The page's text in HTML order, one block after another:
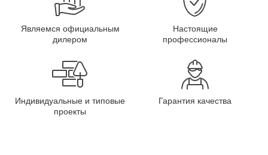
Являемся официальным
дилером
Настоящие
профессионалы
Индивидуальные и типовые
проекты
Гарантия качества